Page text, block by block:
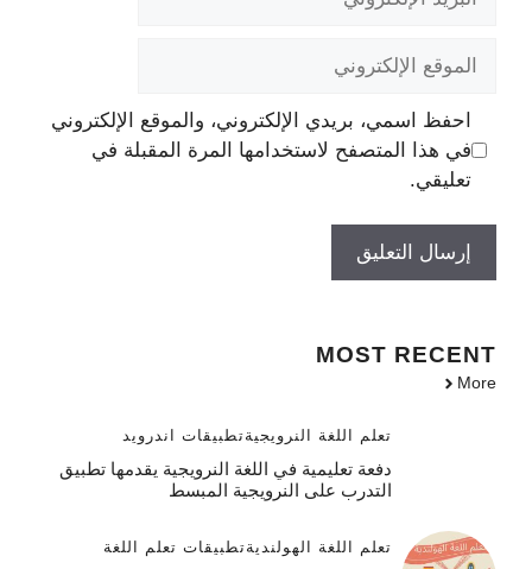
الإلكتروني
الموقع
الإلكتروني
احفظ اسمي، بريدي الإلكتروني، والموقع الإلكتروني
في هذا المتصفح لاستخدامها المرة المقبلة في
تعليقي.
MOST RECENT
More
تعلم اللغة النرويجيةتطبيقات اندرويد
دفعة تعليمية في اللغة النرويجية يقدمها تطبيق
التدرب على النرويجية المبسط
تعلم اللغة الهولنديةتطبيقات تعلم اللغة